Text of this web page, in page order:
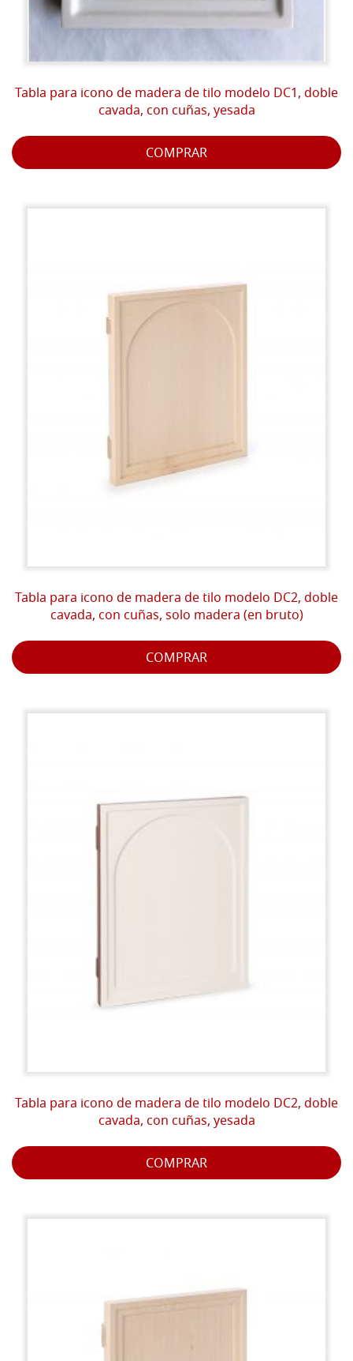
Tabla para icono de madera de tilo modelo DC1, doble
cavada, con cuñas, yesada
COMPRAR
Tabla para icono de madera de tilo modelo DC2, doble
cavada, con cuñas, solo madera (en bruto)
COMPRAR
Tabla para icono de madera de tilo modelo DC2, doble
cavada, con cuñas, yesada
COMPRAR